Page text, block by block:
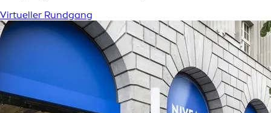
Virtueller Rundgang